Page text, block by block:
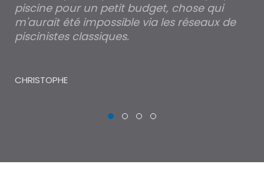
piscine pour un petit budget, chose qui
m'aurait été impossible via les réseaux de
piscinistes classiques.
CHRISTOPHE